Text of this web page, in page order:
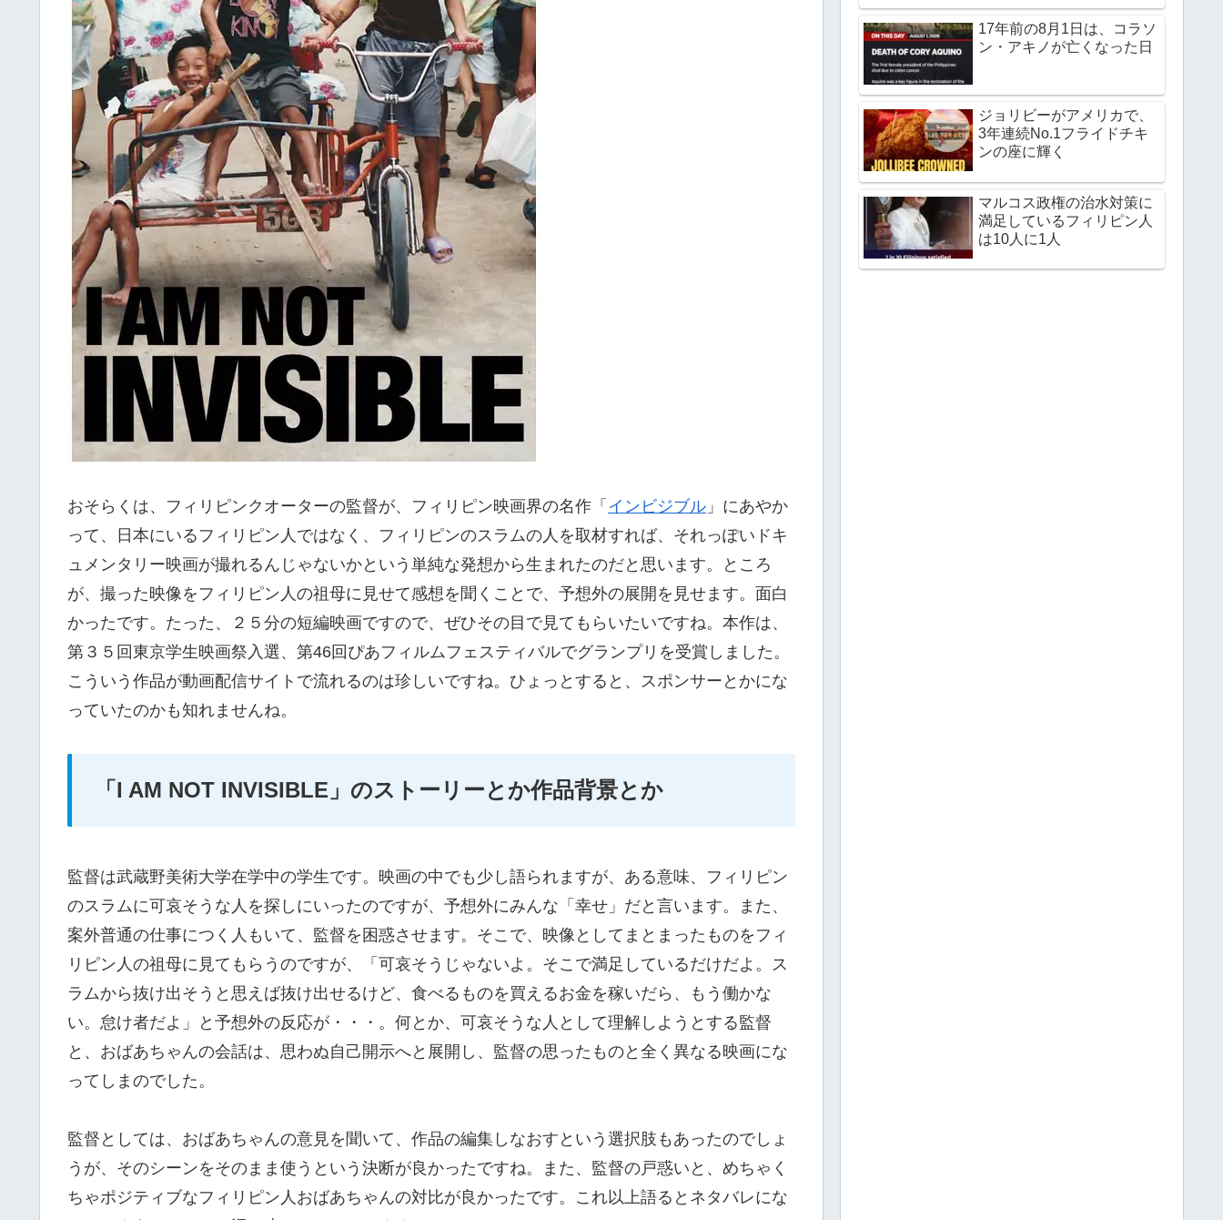
おそらくは、フィリピンクオーターの監督が、フィリピン映画界の名作「 インビジブル 」にあやか
って、日本にいるフィリピン人ではなく、フィリピンのスラムの人を取材すれば、それっぽいドキ
ュメンタリー映画が撮れるんじゃないかという単純な発想から生まれたのだと思います。ところ
が、撮った映像をフィリピン人の祖母に見せて感想を聞くことで、予想外の展開を見せます。面白
かったです。たった、２５分の短編映画ですので、ぜひその目で見てもらいたいですね。本作は、
第３５回東京学生映画祭入選、第46回ぴあフィルムフェスティバルでグランプリを受賞しました。
こういう作品が動画配信サイトで流れるのは珍しいですね。ひょっとすると、スポンサーとかにな
っていたのかも知れませんね。
「I AM NOT INVISIBLE」のストーリーとか作品背景とか
監督は武蔵野美術大学在学中の学生です。映画の中でも少し語られますが、ある意味、フィリピン
のスラムに可哀そうな人を探しにいったのですが、予想外にみんな「幸せ」だと言います。また、
案外普通の仕事につく人もいて、監督を困惑させます。そこで、映像としてまとまったものをフィ
リピン人の祖母に見てもらうのですが、「可哀そうじゃないよ。そこで満足しているだけだよ。ス
ラムから抜け出そうと思えば抜け出せるけど、食べるものを買えるお金を稼いだら、もう働かな
い。怠け者だよ」と予想外の反応が・・・。何とか、可哀そうな人として理解しようとする監督
と、おばあちゃんの会話は、思わぬ自己開示へと展開し、監督の思ったものと全く異なる映画にな
ってしまのでした。
監督としては、おばあちゃんの意見を聞いて、作品の編集しなおすという選択肢もあったのでしょ
うが、そのシーンをそのまま使うという決断が良かったですね。また、監督の戸惑いと、めちゃく
ちゃポジティブなフィリピン人おばあちゃんの対比が良かったです。これ以上語るとネタバレにな
17年前の8月1日は、コラソ
ン・アキノが亡くなった日
ジョリビーがアメリカで、
3年連続No.1フライドチキ
ンの座に輝く
マルコス政権の治水対策に
満足しているフィリピン人
は10人に1人